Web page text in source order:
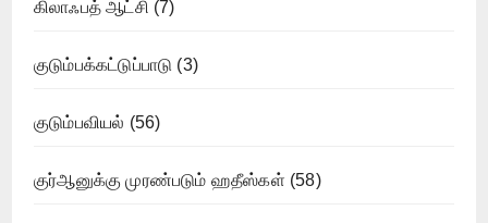
கிலாஃபத் ஆட்சி (7)
குடும்பக்கட்டுப்பாடு (3)
குடும்பவியல் (56)
குர்ஆனுக்கு முரண்படும் ஹதீஸ்கள் (58)